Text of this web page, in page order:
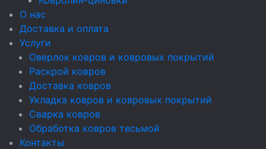
О нас
Доставка и оплата
Услуги
Оверлок ковров и ковровых покрытий
Раскрой ковров
Доставка ковров
Укладка ковров и ковровых покрытий
Сварка ковров
Обработка ковров тесьмой
Контакты